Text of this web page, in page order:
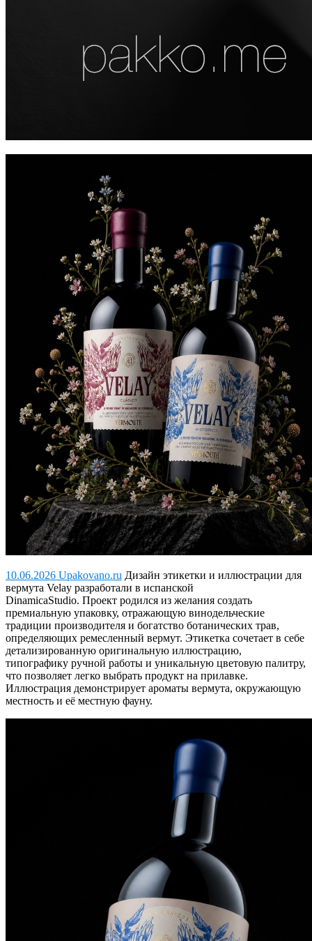
10.06.2026 Upakovano.ru Дизайн этикетки и иллюстрации для
вермута Velay разработали в испанской
DinamicaStudio. Проект родился из желания создать
премиальную упаковку, отражающую винодельческие
традиции производителя и богатство ботанических трав,
определяющих ремесленный вермут. Этикетка сочетает в себе
детализированную оригинальную иллюстрацию,
типографику ручной работы и уникальную цветовую палитру,
что позволяет легко выбрать продукт на прилавке.
Иллюстрация демонстрирует ароматы вермута, окружающую
местность и её местную фауну.